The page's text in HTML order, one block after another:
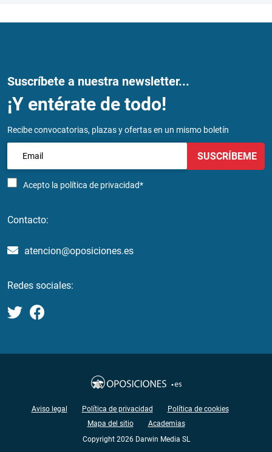
Suscríbete a nuestra newsletter...
¡Y entérate de todo!
Recibe convocatorias, plazas y ofertas en un mismo boletín
Acepto la política de privacidad*
SUSCRÍBEME
Contacto:
atencion@oposiciones.es
Redes sociales:
Aviso legal Política de privacidad
Política de cookies
Mapa del sitio
Academias
Copyright 2026 Darwin Media SL